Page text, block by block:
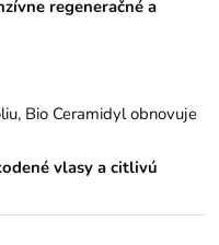
regeneračné a
Bio Ceramidyl obnovuje
vlasy a citlivú